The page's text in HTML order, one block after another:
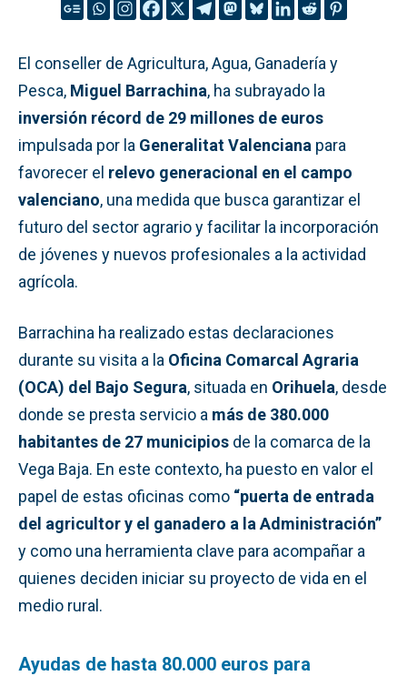
El conseller de Agricultura, Agua, Ganadería y
Pesca, Miguel Barrachina, ha subrayado la
inversión récord de 29 millones de euros
impulsada por la Generalitat Valenciana para
favorecer el relevo generacional en el campo
valenciano, una medida que busca garantizar el
futuro del sector agrario y facilitar la incorporación
de jóvenes y nuevos profesionales a la actividad
agrícola.
Barrachina ha realizado estas declaraciones
durante su visita a la Oficina Comarcal Agraria
(OCA) del Bajo Segura, situada en Orihuela, desde
donde se presta servicio a más de 380.000
habitantes de 27 municipios de la comarca de la
Vega Baja. En este contexto, ha puesto en valor el
papel de estas oficinas como “puerta de entrada
del agricultor y el ganadero a la Administración”
y como una herramienta clave para acompañar a
quienes deciden iniciar su proyecto de vida en el
medio rural.
Ayudas de hasta 80.000 euros para